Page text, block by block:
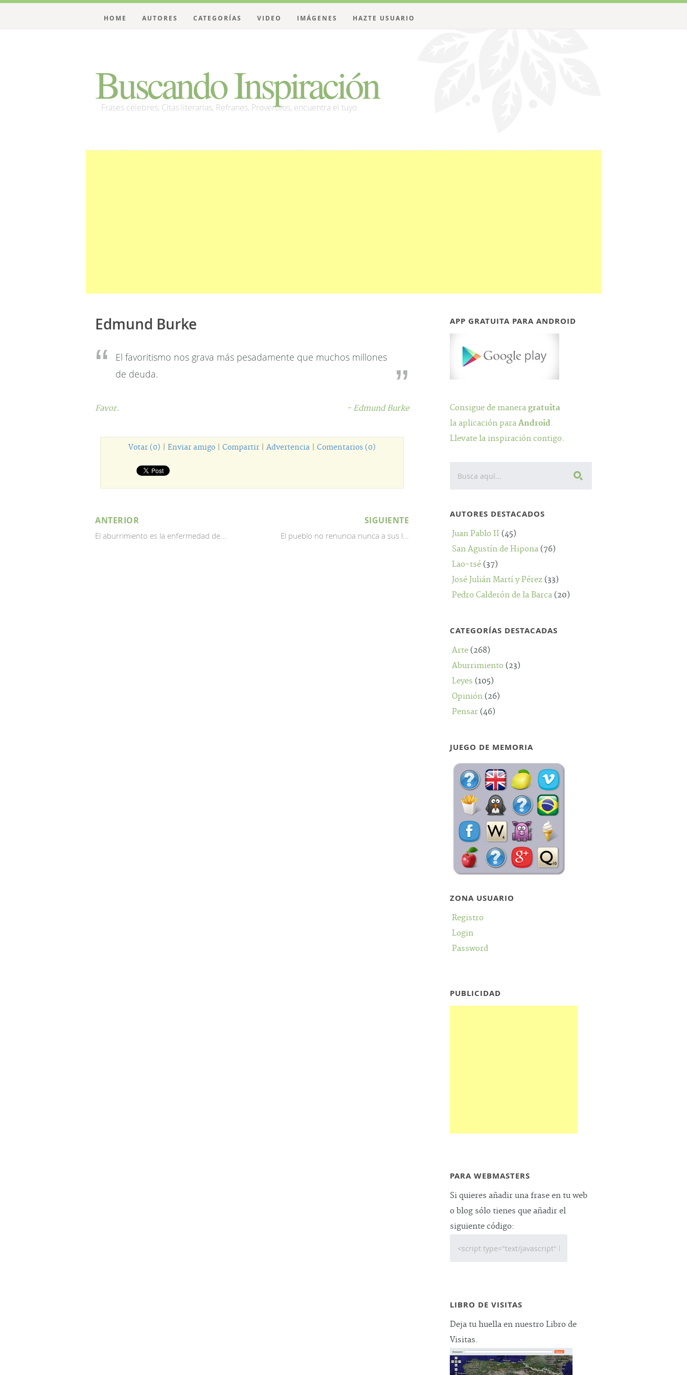
Buscando Inspiración
Frases célebres, Citas literarias, Refranes, Proverbios, encuentra el tuyo
HOME AUTORES CATEGORÍAS VIDEO IMÁGENES HAZTE USUARIO
Edmund Burke
El favoritismo nos grava más pesadamente que muchos millones
de deuda.
Favor. - Edmund Burke
Votar (0) Enviar amigo Compartir Advertencia Comentarios (0)
ANTERIOR
El aburrimiento es la enfermedad de...
SIGUIENTE
El pueblo no renuncia nunca a sus l...
APP GRATUITA PARA ANDROID
Consigue de maneragratuita
la aplicación paraAndroid.
Llevate la inspiración contigo.
AUTORES DESTACADOS
Juan Pablo II (45)
San Agustín de Hipona (76)
Lao-tsé (37)
José Julián Martí y Pérez (33)
Pedro Calderón de la Barca (20)
CATEGORÍAS DESTACADAS
Arte (268)
Aburrimiento (23)
Leyes (105)
Opinión (26)
Pensar (46)
JUEGO DE MEMORIA
ZONA USUARIO
Registro
Login
Password
PUBLICIDAD
PARA WEBMASTERS
Si quieres añadir una frase en tu web
o blog sólo tienes que añadir el
siguiente código:
LIBRO DE VISITAS
Deja tu huella en nuestro Libro de
Visitas.